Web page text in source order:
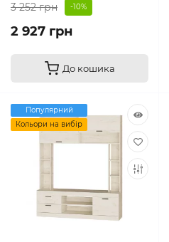
3 252 грн -10%
2 927 грн
До кошика
Популярний
Кольори на вибір